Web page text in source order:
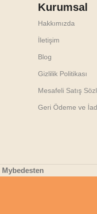
Kurumsal
Hakkımızda
İletişim
Blog
Gizlilik Politikası
Mesafeli Satış
Geri Ödeme ve
Mybedesten